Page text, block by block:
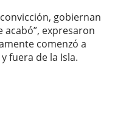
gobiernan
acabó”, expresaron
comenzó a
fuera de la Isla.